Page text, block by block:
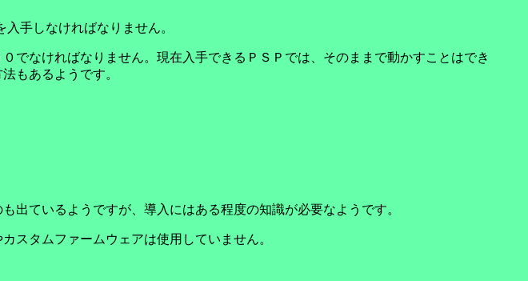
手しなければなりません。
でなければなりません。現在入手できるＰＳＰでは、そのままで動かすことはでき
もあるようです。
出ているようですが、導入にはある程度の知識が必要なようです。
スタムファームウェアは使用していません。